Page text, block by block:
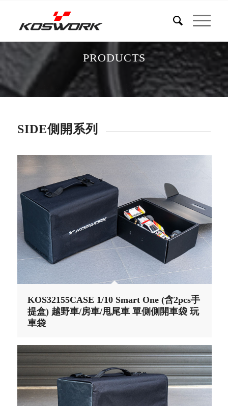
PRODUCTS
SIDE側開系列
KOS32155CASE 1/10 Smart One (含2pcs手
提盒) 越野車/房車/甩尾車 單側側開車袋 玩
車袋